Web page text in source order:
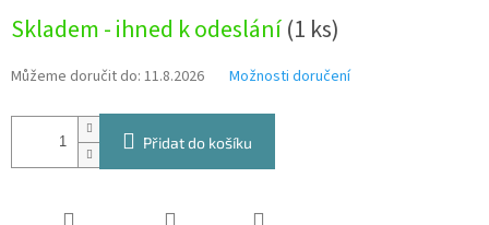
cena:
Skladem - ihned k odeslání(1 ks)
Můžeme doručit do: 11.8.2026 Možnosti doručení
Přidat do košíku